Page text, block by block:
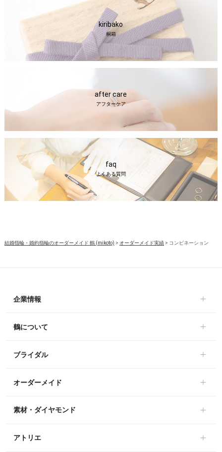
kiribako
桐箱
after care
アフターケア
faq
よくある質問
結婚指輪・婚約指輪のオーダーメイド 鶴 (mikoto) > オーダーメイド実績> コンビネーション
企業情報
鶴について
ブライダル
オーダーメイド
素材・ダイヤモンド
アトリエ